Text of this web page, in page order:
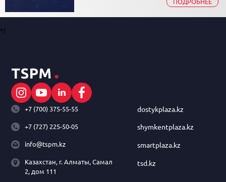
ПОДРОБНЕЕ
*/
+7 (700) 375-55-55
+7 (727) 225-50-05
info@tspm.kz
Казахстан, г. Алматы, Самал
2, дом 111
dostykplaza.kz
shymkentplaza.kz
smartplaza.kz
tsd.kz